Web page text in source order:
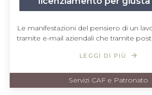
Le manifestazioni del pensiero di un
tramite e-mail aziendali che tramite post
LEGGI DI PIÙ
Servizi CAF e Patronato